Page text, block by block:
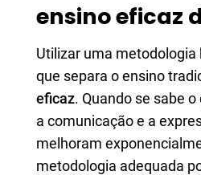
ensino eficaz
Utilizar uma metodologia
que separa o ensino
eficaz. Quando se sabe
a comunicação e a
melhoram
metodologia adequada